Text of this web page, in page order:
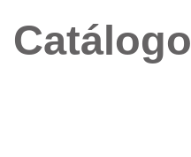
Catálogo